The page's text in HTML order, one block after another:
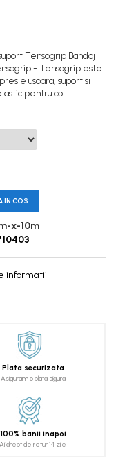
Tensogrip Bandaj
- Tensogrip este
usoara, suport si
pentru co
IN COS
x-10m
informatii
Plata securizata
Asiguram o plata sigura
100% banii inapoi
Ai drept de retur 14 zile